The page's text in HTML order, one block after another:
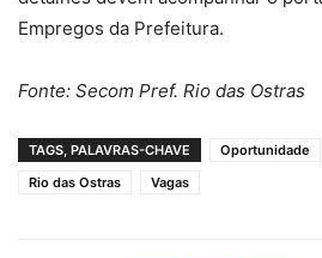
Empregos da Prefeitura.
Fonte: Secom Pref. Rio das Ostras
TAGS, PALAVRAS-CHAVE Oportunidade
Rio das Ostras
Vagas